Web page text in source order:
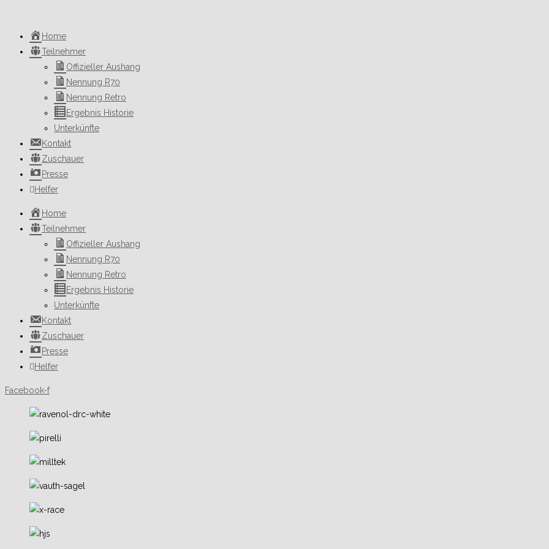
springen
Home
Teilnehmer
Offizieller Aushang
Nennung R70
Nennung Retro
Ergebnis Historie
Unterkünfte
Kontakt
Zuschauer
Presse
Helfer
Home
Teilnehmer
Offizieller Aushang
Nennung R70
Nennung Retro
Ergebnis Historie
Unterkünfte
Kontakt
Zuschauer
Presse
Helfer
Facebook-f